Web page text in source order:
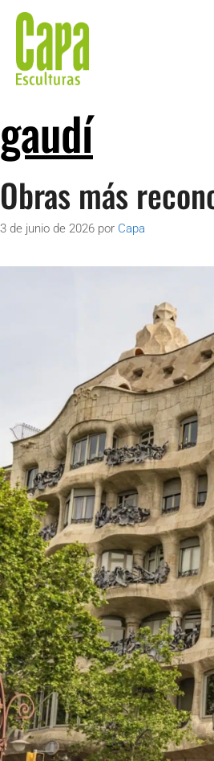
gaudí
Obras más
3 de junio de 2026 por Capa